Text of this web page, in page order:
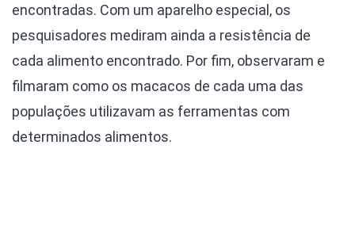
encontradas. Com um aparelho especial, os
pesquisadores mediram ainda a resistência de
cada alimento encontrado. Por fim, observaram e
filmaram como os macacos de cada uma das
populações utilizavam as ferramentas com
determinados alimentos.